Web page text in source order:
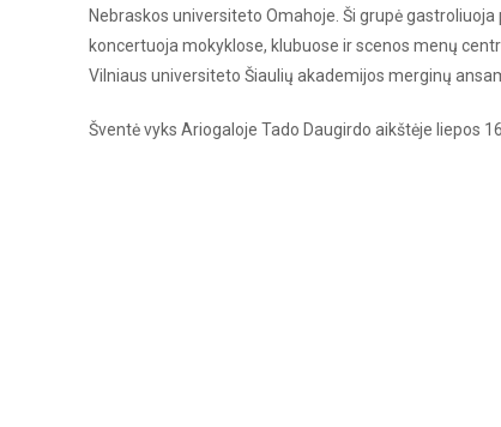
Nebraskos universiteto Omahoje. Ši grupė
koncertuoja mokyklose, klubuose ir scenos menų
Vilniaus universiteto Šiaulių akademijos merginų
Šventė vyks Ariogaloje Tado Daugirdo aikštėje liepos 16